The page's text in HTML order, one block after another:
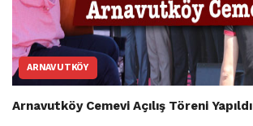
ARNAVUTKÖY
Arnavutköy Cemevi Açılış Töreni Yapıldı